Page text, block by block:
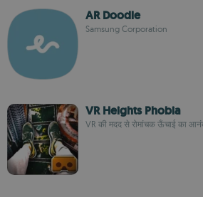
AR Doodle
Samsung Corporation
VR Heights Phobia
VR की मदद से रोमांचक ऊँचाई का